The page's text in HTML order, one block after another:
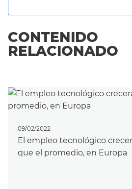
CONTENIDO
RELACIONADO
09/02/2022
El empleo tecnológico
que el promedio, en Europa